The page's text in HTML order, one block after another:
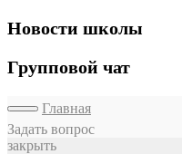
Новости школы
Групповой чат
Главная
Задать вопрос
закрыть